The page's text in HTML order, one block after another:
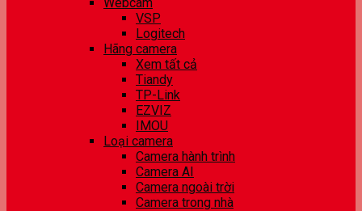
VSP
Logitech
Hãng camera
Xem tất cả
Tiandy
TP-Link
EZVIZ
IMOU
Loại camera
Camera hành trình
Camera AI
Camera ngoài trời
Camera trong nhà